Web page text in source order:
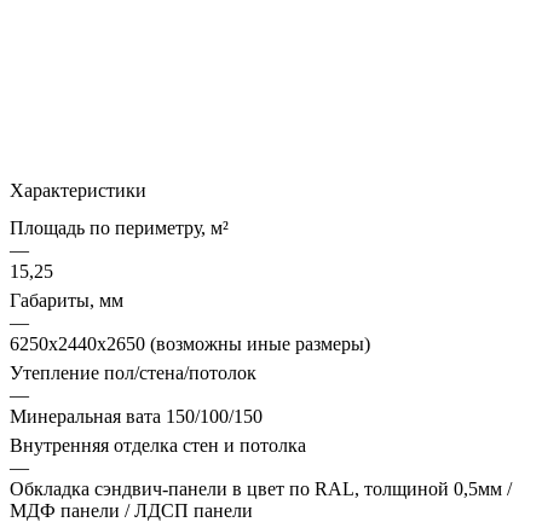
Характеристики
Площадь по периметру, м²
—
15,25
Габариты, мм
—
6250х2440х2650 (возможны иные размеры)
Утепление пол/стена/потолок
—
Минеральная вата 150/100/150
Внутренняя отделка стен и потолка
—
Обкладка сэндвич-панели в цвет по RAL, толщиной 0,5мм /
МДФ панели / ЛДСП панели